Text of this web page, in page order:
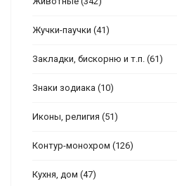
Жучки-паучки (41)
Закладки, бискорню и т.п. (61)
Знаки зодиака (10)
Иконы, религия (51)
Контур-монохром (126)
Кухня, дом (47)